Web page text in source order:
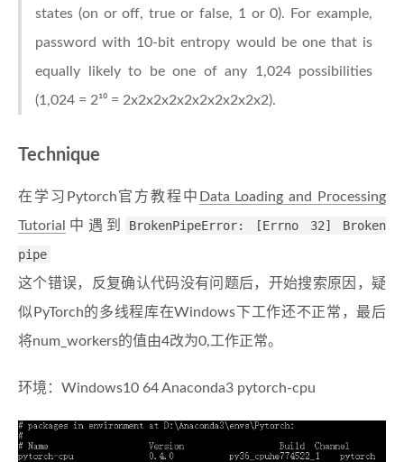
states (on or off, true or false, 1 or 0). For example,
password with 10-bit entropy would be one that is
equally likely to be one of any 1,024 possibilities
(1,024 = 2¹⁰ = 2x2x2x2x2x2x2x2x2x2).
Technique
在学习Pytorch官方教程中 Data Loading and Processing
Tutorial
中遇到
BrokenPipeError: [Errno 32] Broken
pipe
这个错误，反复确认代码没有问题后，开始搜索原因，疑
似PyTorch的多线程库在Windows下工作还不正常，最后
将num_workers的值由4改为0,工作正常。
环境：Windows10 64 Anaconda3 pytorch-cpu